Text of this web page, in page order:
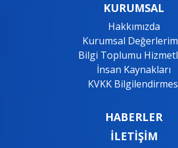
KURUMSAL
Hakkımızda
Kurumsal
Bilgi Toplumu
İnsan Kaynakları
KVKK
HABERLER
İLETİŞİM